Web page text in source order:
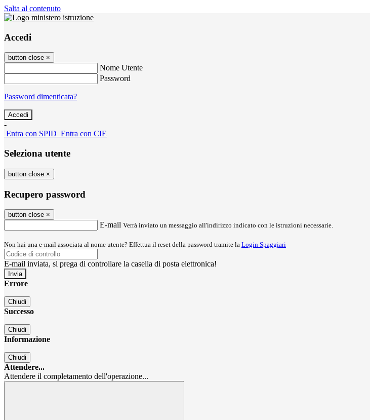
Salta al contenuto
Accedi
button close ×
Nome Utente
Password
Password dimenticata?
-
Entra con SPID Entra con CIE
Seleziona utente
button close ×
Recupero password
button close ×
E-mail Verrà inviato un messaggio all'indirizzo indicato con le istruzioni necessarie.
Non hai una e-mail associata al nome utente? Effettua il reset della password tramite la Login Spaggiari
E-mail inviata, si prega di controllare la casella di posta elettronica!
Errore
Chiudi
Successo
Chiudi
Informazione
Chiudi
Attendere...
Attendere il completamento dell'operazione...